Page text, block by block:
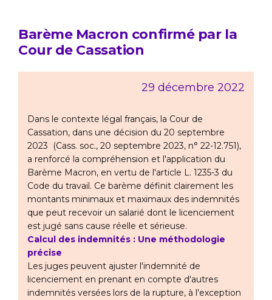
Barème Macron confirmé par la
Cour de Cassation
29 décembre 2022
Dans le contexte légal français, la Cour de
Cassation, dans une décision du 20 septembre
2023 (Cass. soc., 20 septembre 2023, n° 22-12.751),
a renforcé la compréhension et l'application du
Barème Macron, en vertu de l'article L. 1235-3 du
Code du travail. Ce barème définit clairement les
montants minimaux et maximaux des indemnités
que peut recevoir un salarié dont le licenciement
est jugé sans cause réelle et sérieuse.
Calcul des indemnités : Une méthodologie
précise
Les juges peuvent ajuster l'indemnité de
licenciement en prenant en compte d'autres
indemnités versées lors de la rupture, à l'exception